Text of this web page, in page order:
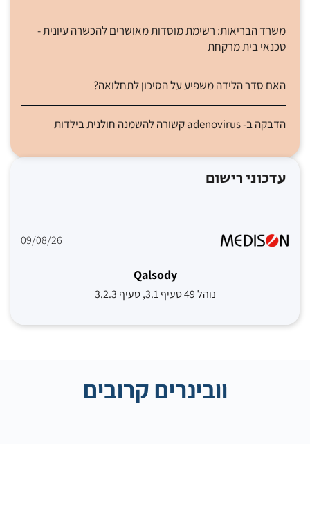
משרד הבריאות: רשימת מוסדות מאושרים להכשרה עיונית -
טכנאי בית מרקחת
האם סדר הלידה משפיע על הסיכון לתחלואה?
הדבקה ב- adenovirus קשורה להשמנה חולנית בילדות
עדכוני רישום
09/08/26
Qalsody
נוהל 49 סעיף 3.1, סעיף 3.2.3
וובינרים קרובים